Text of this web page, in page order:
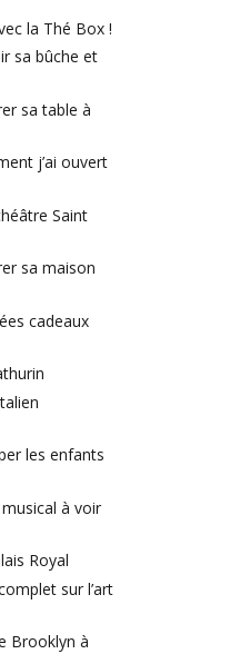
la Thé Box !
sa bûche et
sa table à
j’ai ouvert
Saint
sa maison
cadeaux
les enfants
à voir
Royal
sur l’art
Brooklyn à